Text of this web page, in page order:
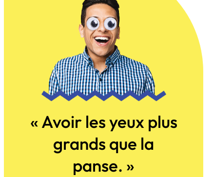
« Avoir les yeux plus
grands que la
panse. »